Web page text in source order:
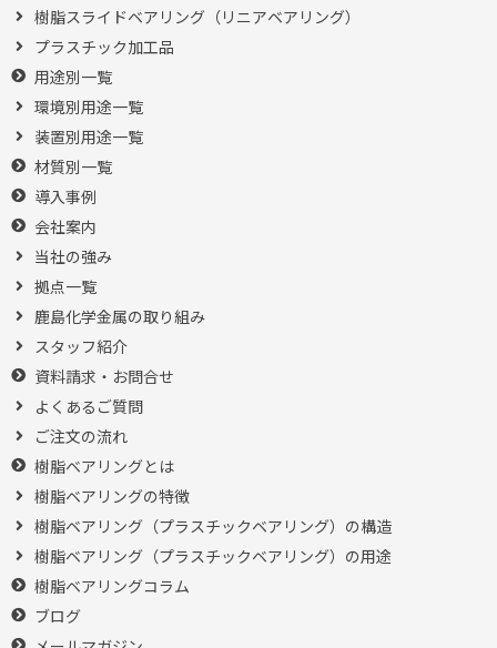
樹脂スライドベアリング（リニアベアリング）
プラスチック加工品
用途別一覧
環境別用途一覧
装置別用途一覧
材質別一覧
導入事例
会社案内
当社の強み
拠点一覧
鹿島化学金属の取り組み
スタッフ紹介
資料請求・お問合せ
よくあるご質問
ご注文の流れ
樹脂ベアリングとは
樹脂ベアリングの特徴
樹脂ベアリング（プラスチックベアリング）の構造
樹脂ベアリング（プラスチックベアリング）の用途
樹脂ベアリングコラム
ブログ